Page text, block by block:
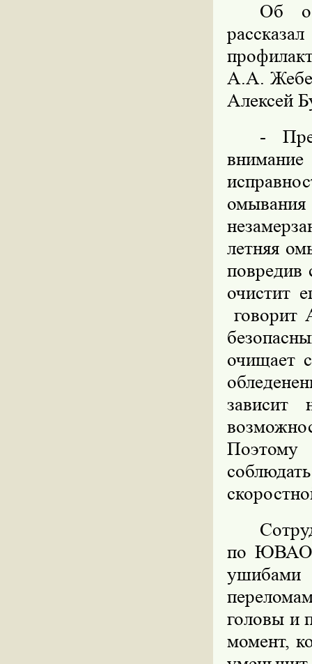
Об
А.А.
Алексей
-
летняя
повредив
очистит
говорит
очищает
зависит
по ЮВАО
ушибами
головы и
момент,